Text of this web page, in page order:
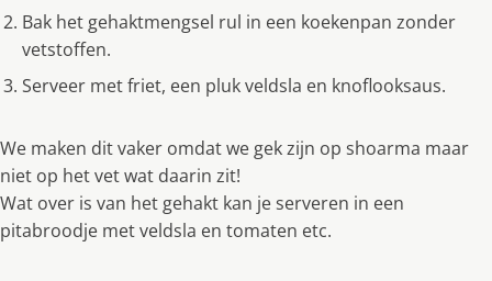
Bak het gehaktmengsel rul in een koekenpan zonder
vetstoffen.
Serveer met friet, een pluk veldsla en knoflooksaus.
We maken dit vaker omdat we gek zijn op shoarma maar
niet op het vet wat daarin zit!
Wat over is van het gehakt kan je serveren in een
pitabroodje met veldsla en tomaten etc.